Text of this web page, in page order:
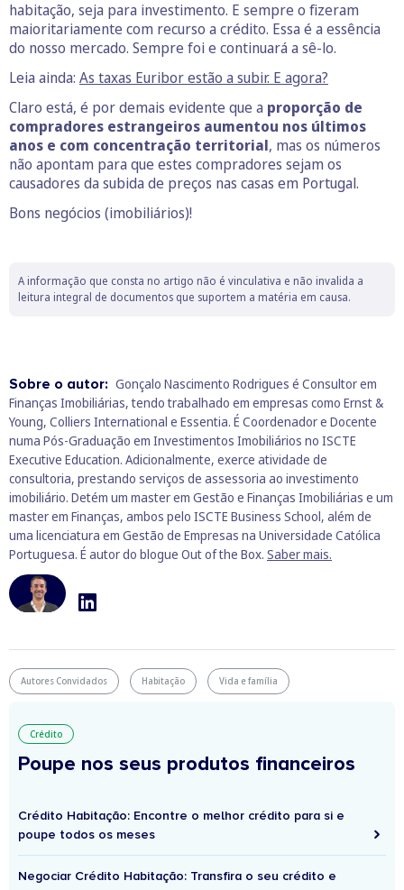
habitação, seja para investimento. E sempre o fizeram
maioritariamente com recurso a crédito. Essa é a essência
do nosso mercado. Sempre foi e continuará a sê-lo.
Leia ainda: As taxas Euribor estão a subir. E agora?
Claro está, é por demais evidente que a proporção de
compradores estrangeiros aumentou nos últimos
anos e com concentração territorial, mas os números
não apontam para que estes compradores sejam os
causadores da subida de preços nas casas em Portugal.
Bons negócios (imobiliários)!
A informação que consta no artigo não é vinculativa e não invalida a
leitura integral de documentos que suportem a matéria em causa.
Sobre o autor: Gonçalo Nascimento Rodrigues é Consultor em
Finanças Imobiliárias, tendo trabalhado em empresas como Ernst &
Young, Colliers International e Essentia. É Coordenador e Docente
numa Pós-Graduação em Investimentos Imobiliários no ISCTE
Executive Education. Adicionalmente, exerce atividade de
consultoria, prestando serviços de assessoria ao investimento
imobiliário. Detém um master em Gestão e Finanças Imobiliárias e um
master em Finanças, ambos pelo ISCTE Business School, além de
uma licenciatura em Gestão de Empresas na Universidade Católica
Portuguesa. É autor do blogue Out of the Box. Saber mais.
Autores Convidados Habitação Vida e família
Crédito
Poupe nos seus produtos financeiros
Crédito Habitação: Encontre o melhor crédito para si e
poupe todos os meses
Negociar Crédito Habitação: Transfira o seu crédito e